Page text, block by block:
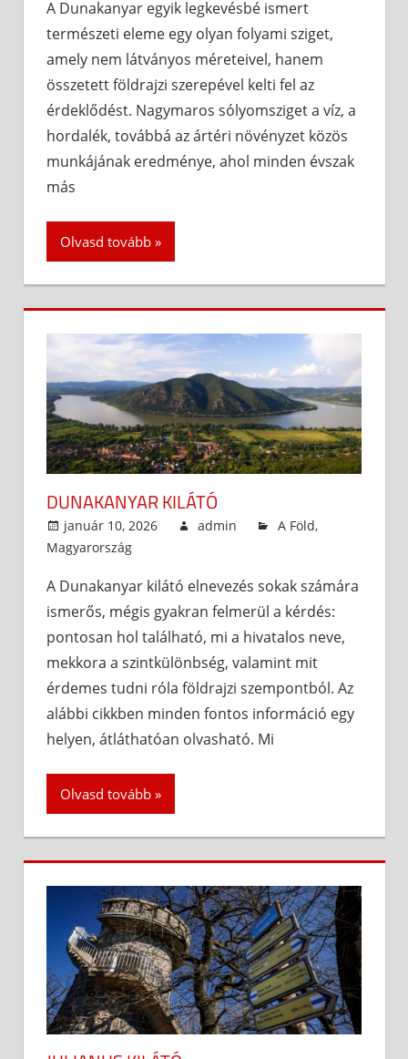
A Dunakanyar egyik legkevésbé ismert
természeti eleme egy olyan folyami sziget,
amely nem látványos méreteivel, hanem
összetett földrajzi szerepével kelti fel az
érdeklődést. Nagymaros sólyomsziget a víz, a
hordalék, továbbá az ártéri növényzet közös
munkájának eredménye, ahol minden évszak
más
Olvasd tovább
DUNAKANYAR KILÁTÓ
január 10, 2026 admin A Föld,
Magyarország
A Dunakanyar kilátó elnevezés sokak számára
ismerős, mégis gyakran felmerül a kérdés:
pontosan hol található, mi a hivatalos neve,
mekkora a szintkülönbség, valamint mit
érdemes tudni róla földrajzi szempontból. Az
alábbi cikkben minden fontos információ egy
helyen, átláthatóan olvasható. Mi
Olvasd tovább